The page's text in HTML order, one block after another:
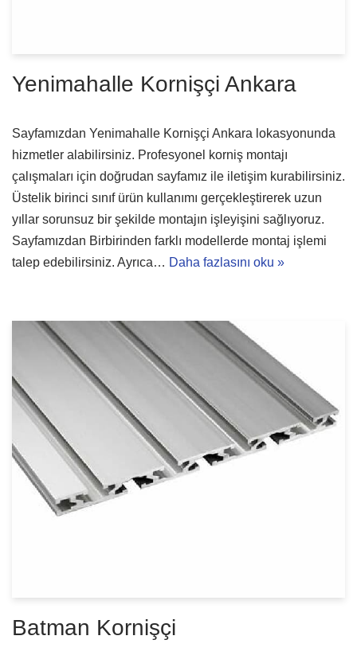
Yenimahalle Kornişçi Ankara
Sayfamızdan Yenimahalle Kornişçi Ankara lokasyonunda
hizmetler alabilirsiniz. Profesyonel korniş montajı
çalışmaları için doğrudan sayfamız ile iletişim kurabilirsiniz.
Üstelik birinci sınıf ürün kullanımı gerçekleştirerek uzun
yıllar sorunsuz bir şekilde montajın işleyişini sağlıyoruz.
Sayfamızdan Birbirinden farklı modellerde montaj işlemi
talep edebilirsiniz. Ayrıca… Daha fazlasını oku »
Batman Kornişçi